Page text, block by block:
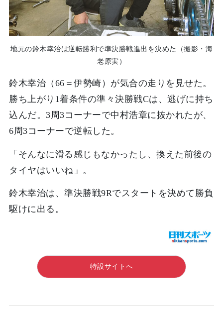
地元の鈴木幸治は逆転勝利で準決勝戦進出を決めた（撮影・海
老原実）
鈴木幸治（66＝伊勢崎）が気合の走りを見せた。
勝ち上がり1着条件の準々決勝戦Cは、逃げに持ち
込んだ。3周3コーナーで中村浩章に抜かれたが、
6周3コーナーで逆転した。
「そんなに滑る感じもなかったし、換えた前後の
タイヤはいいね」。
鈴木幸治は、準決勝戦9Rでスタートを決めて勝負
駆けに出る。
特設サイトへ